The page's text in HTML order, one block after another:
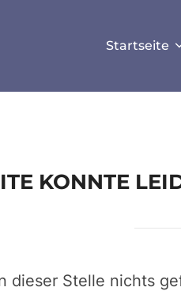
Startseite
KONNTE
dieser Stelle nichts